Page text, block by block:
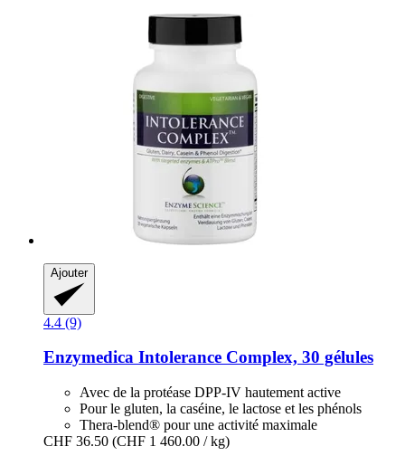
Ajouter
4.4 (9)
Enzymedica Intolerance Complex, 30 gélules
Avec de la protéase DPP-IV hautement active
Pour le gluten, la caséine, le lactose et les phénols
Thera-blend® pour une activité maximale
CHF 36.50 (CHF 1 460.00 / kg)